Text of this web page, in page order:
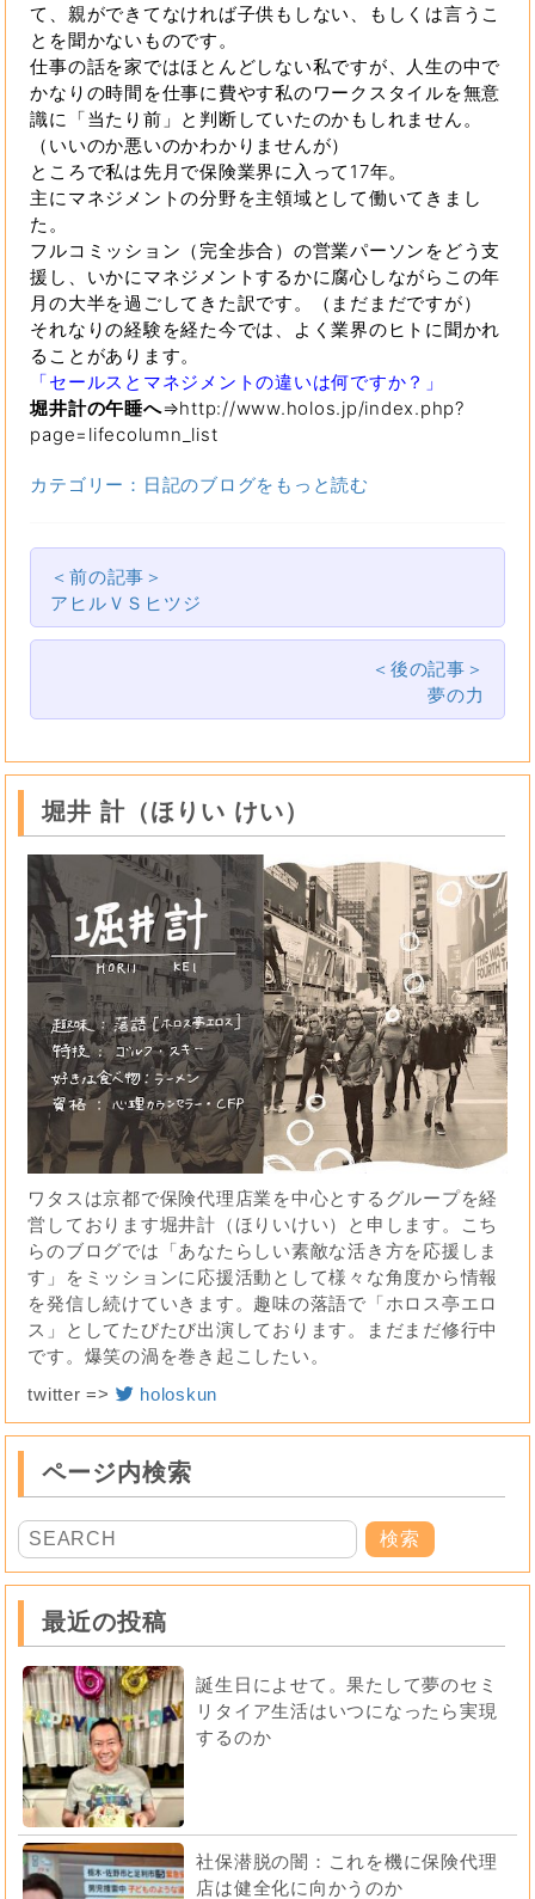
て、親ができてなければ子供もしない、もしくは言うこ
とを聞かないものです。
仕事の話を家ではほとんどしない私ですが、人生の中で
かなりの時間を仕事に費やす私のワークスタイルを無意
識に「当たり前」と判断していたのかもしれません。
（いいのか悪いのかわかりませんが）
ところで私は先月で保険業界に入って17年。
主にマネジメントの分野を主領域として働いてきまし
た。
フルコミッション（完全歩合）の営業パーソンをどう支
援し、いかにマネジメントするかに腐心しながらこの年
月の大半を過ごしてきた訳です。（まだまだですが）
それなりの経験を経た今では、よく業界のヒトに聞かれ
ることがあります。
「セールスとマネジメントの違いは何ですか？」
堀井計の午睡へ⇒http://www.holos.jp/index.php?
page=lifecolumn_list
カテゴリー：日記のブログをもっと読む
＜前の記事＞
アヒルＶＳヒツジ
＜後の記事＞
夢の力
堀井 計（ほりい けい）
ワタスは京都で保険代理店業を中心とするグループを経
営しております堀井計（ほりいけい）と申します。こち
らのブログでは「あなたらしい素敵な活き方を応援しま
す」をミッションに応援活動として様々な角度から情報
を発信し続けていきます。趣味の落語で「ホロス亭エロ
ス」としてたびたび出演しております。まだまだ修行中
です。爆笑の渦を巻き起こしたい。
twitter =>
holoskun
ページ内検索
最近の投稿
誕生日によせて。果たして夢のセミ
リタイア生活はいつになったら実現
するのか
社保潜脱の闇：これを機に保険代理
店は健全化に向かうのか